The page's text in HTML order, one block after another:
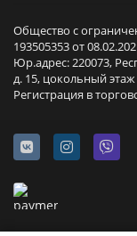
Общество с
193505353 от
Юр.адрес: 220073,
д. 15, цокольный этаж
Регистрация в